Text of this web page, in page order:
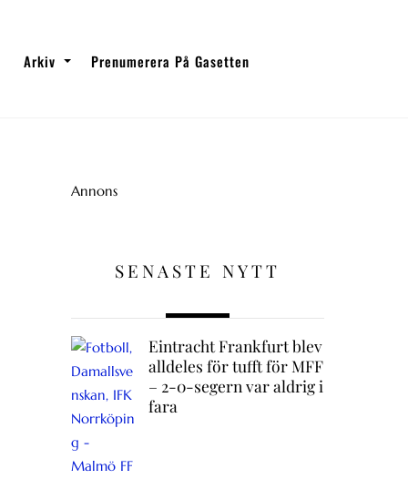
Arkiv Prenumerera På Gasetten
Annons
SENASTE NYTT
Eintracht Frankfurt blev
alldeles för tufft för MFF
– 2-0-segern var aldrig i
fara